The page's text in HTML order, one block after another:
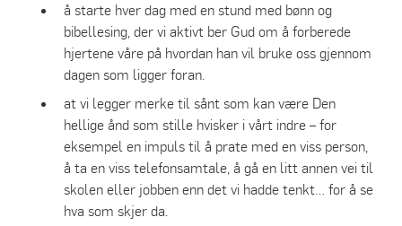
å starte hver dag med en stund med bønn og
bibellesing, der vi aktivt ber Gud om å forberede
hjertene våre på hvordan han vil bruke oss gjennom
dagen som ligger foran.
at vi legger merke til sånt som kan være Den
hellige ånd som stille hvisker i vårt indre – for
eksempel en impuls til å prate med en viss person,
å ta en viss telefonsamtale, å gå en litt annen vei til
skolen eller jobben enn det vi hadde tenkt… for å se
hva som skjer da.